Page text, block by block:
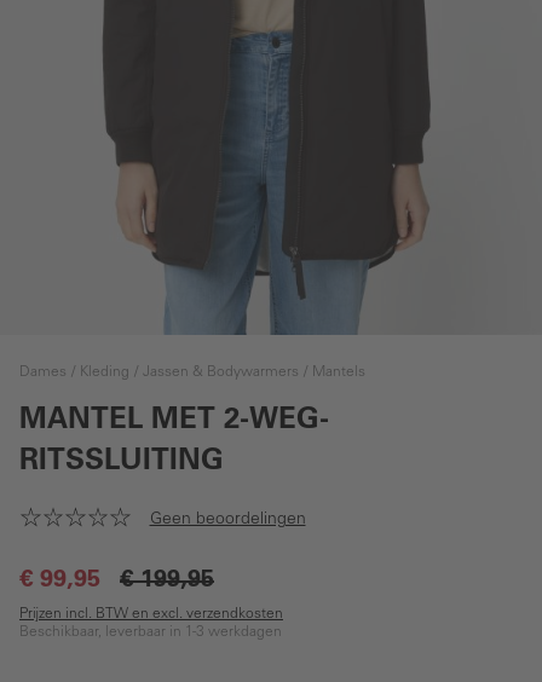
Dames Kleding Jassen & Bodywarmers Mantels
MANTEL MET 2-WEG-
RITSSLUITING
Geen beoordelingen
€ 99,95 € 199,95
Prijzen incl. BTW en excl. verzendkosten
Beschikbaar, leverbaar in 1-3 werkdagen